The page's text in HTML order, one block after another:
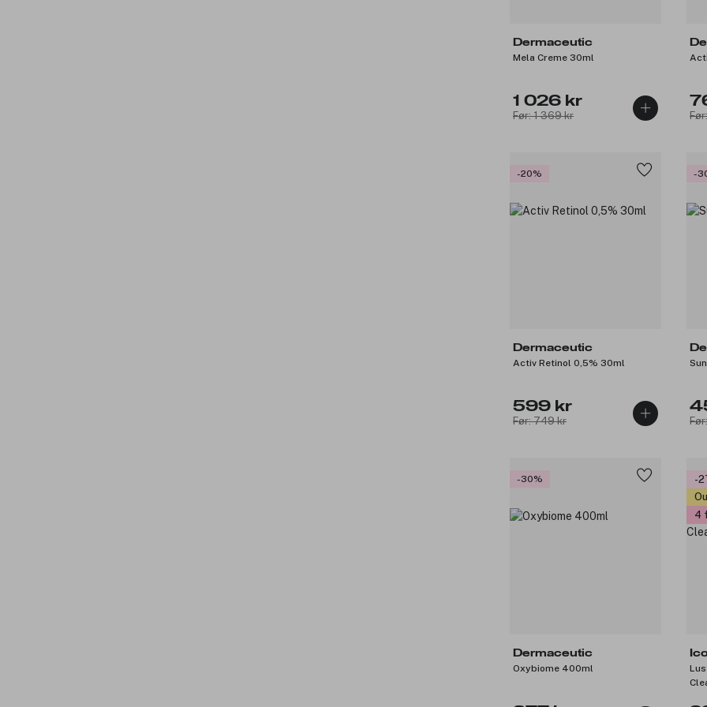
Dermaceutic
Mela Creme 30ml
1 026 kr
Før: 1 369 kr
-20%
Dermaceutic
Activ Retinol 0,5% 30ml
599 kr
Før: 749 kr
-
-30%
Dermaceutic
Oxybiome 400ml
-
4